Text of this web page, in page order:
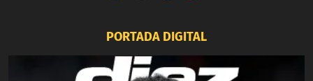
PORTADA DIGITAL